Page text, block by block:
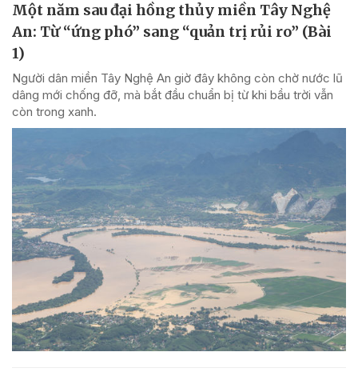
Một năm sau đại hồng thủy miền Tây Nghệ
An: Từ “ứng phó” sang “quản trị rủi ro” (Bài
1)
Người dân miền Tây Nghệ An giờ đây không còn chờ nước lũ
dâng mới chống đỡ, mà bắt đầu chuẩn bị từ khi bầu trời vẫn
còn trong xanh.